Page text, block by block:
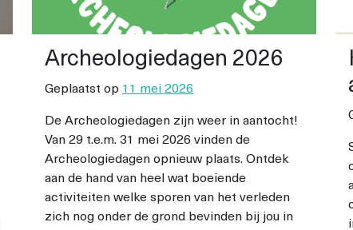
Archeologiedagen 2026
Geplaatst op 11 mei 2026
De Archeologiedagen zijn weer in aantocht!
Van 29 t.e.m. 31 mei 2026 vinden de
Archeologiedagen opnieuw plaats. Ontdek
aan de hand van heel wat boeiende
activiteiten welke sporen van het verleden
zich nog onder de grond bevinden bij jou in